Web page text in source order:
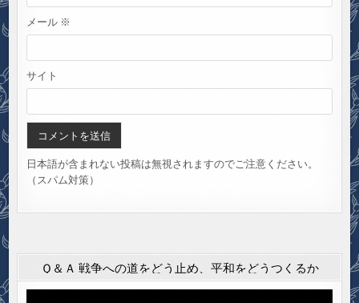
メール ※
サイト
日本語が含まれない投稿は無視されますのでご注意ください。
（スパム対策）
Ｑ＆Ａ 戦争への道をどう止め、平和をどうつくるか